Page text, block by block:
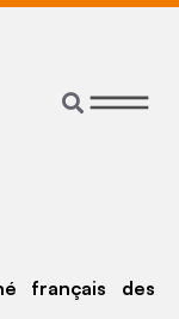
français des